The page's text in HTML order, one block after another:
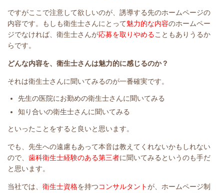
ですがここで注意して欲しいのが、誘導する先のホームページの
内容です。もしも衛生士さんにとって魅力的な内容のホームペー
ジでなければ、衛生士さんが応募を取りやめることもありうるか
らです。
どんな内容を、衛生士さんは魅力的に感じるのか？
それは衛生士さんに聞いてみるのが一番確実です。
先生の医院にお勤めの衛生士さんに聞いてみる
知り合いの衛生士さんに聞いてみる
といったことをすると良いと思います。
でも、先生への遠慮もあって本音は教えてくれないかもしれない
ので、 歯科衛生士経験のある第三者に聞いてみるというのも手だ
と思います。
当社では、 衛生士資格を持つコンサルタントが、ホームページ制